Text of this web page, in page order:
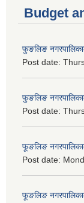
Budget
फुङलिङ
Post date:
फुङलिङ
Post date:
फूङलिङ
Post date:
फूङलिङ